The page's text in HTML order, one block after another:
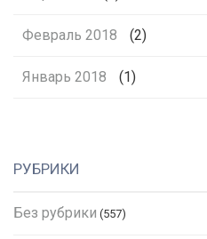
Февраль 2018 (2)
Январь 2018 (1)
РУБРИКИ
Без рубрики (557)